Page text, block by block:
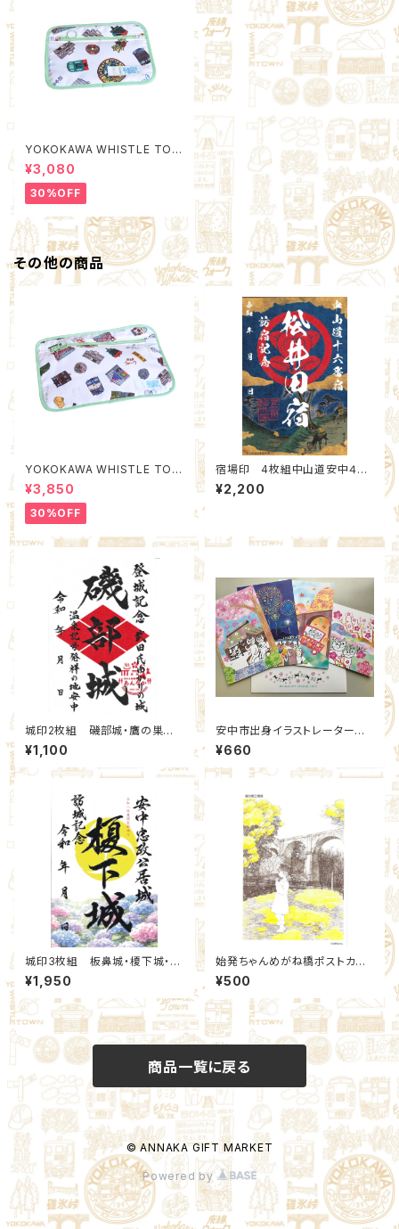
YOKOKAWA WHISTLE TOW
N Poach M (Quality Control
by EACHTIME. )
¥3,080
30%OFF
その他の商品
YOKOKAWA WHISTLE TOW
N Poach L (Quality Control
by EACHTIME. )
¥3,850
30%OFF
宿場印 4枚組中山道安中４宿
場 Bセット：北群馬甲冑工房×
安中市観光機構
¥2,200
城印2枚組 磯部城・鷹の巣城
武田菱通常版セット(16,17)：北
群馬甲冑工房【群雄印】×安中市
観光機構
¥1,100
安中市出身イラストレーターお
かべてつろう氏による“オリジナ
ルポストカード”4種
¥660
城印3枚組 板鼻城・榎下城・簗
瀬城 2026夏限定セット(18,19,
20)：北群馬甲冑工房【群雄印】
×安中市観光機構
¥1,950
始発ちゃんめがね橋ポストカー
ド ステッカー付
¥500
商品一覧に戻る
© ANNAKA GIFT MARKET
Powered by